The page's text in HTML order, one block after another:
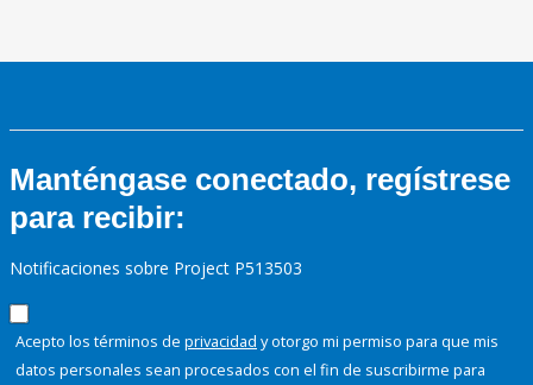
Manténgase conectado, regístrese
para recibir:
Notificaciones sobre Project P513503
Acepto los términos de privacidad y otorgo mi permiso para que mis
datos personales sean procesados con el fin de suscribirme para